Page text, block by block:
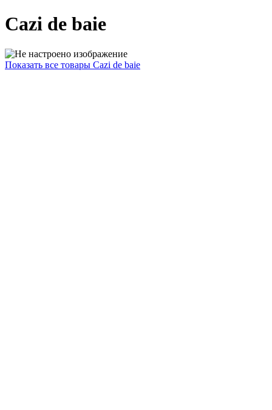
Cazi de baie
Показать все товары Cazi de baie